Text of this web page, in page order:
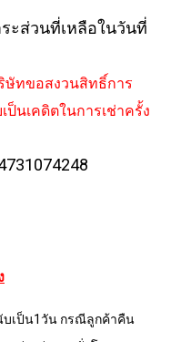
ะส่วนที่เหลือในวันที่
ษัทขอสงวนสิทธิ์การ
ป็นเคดิตในการเช่าครั้ง
บเป็น1วัน​ กรณีลูกค้าคืน